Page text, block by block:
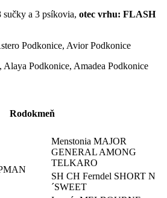
sučky a 3 psíkovia, otec vrhu: FLASH
Podkonice, Avior Podkonice
Alaya Podkonice, Amadea Podkonice
Rodokmeň
Menstonia MAJOR
GENERAL AMONG
TELKARO
SH CH Ferndel SHORT N
´SWEET